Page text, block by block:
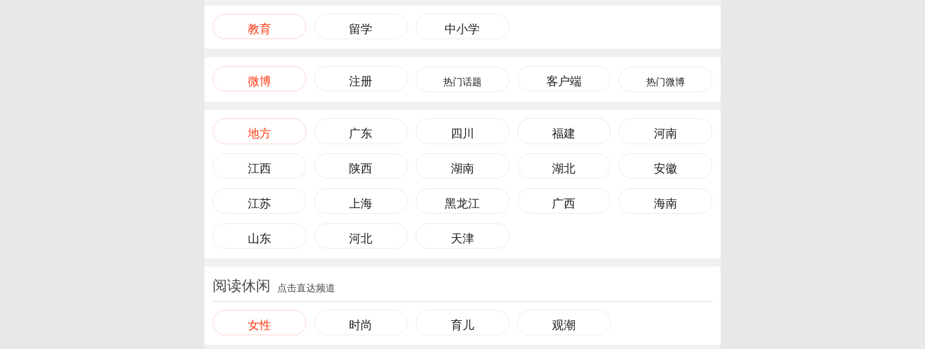
教育 留学 中小学
微博 注册 热门话题 客户端 热门微博
地方 广东 四川 福建 河南
江西 陕西 湖南 湖北 安徽
江苏 上海 黑龙江 广西 海南
山东 河北 天津
阅读休闲 点击直达频道
女性 时尚 育儿 观潮